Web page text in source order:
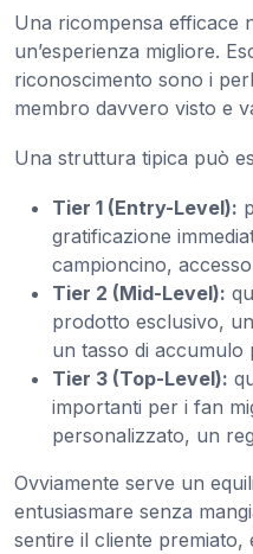
Una ricompensa efficace
un’esperienza migliore.
riconoscimento sono i
membro davvero visto e
Una struttura tipica può
Tier 1 (Entry-Level):
gratificazione
campioncino,
Tier 2 (Mid-Level):
prodotto esclusivo,
un tasso di accumulo
Tier 3 (Top-Level):
importanti per i fan
personalizzato, un
Ovviamente serve un
entusiasmare senza
sentire il cliente premiato,